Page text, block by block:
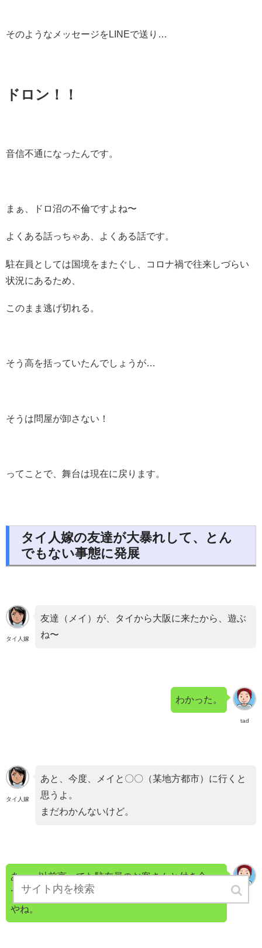
そのようなメッセージをLINEで送り…
ドロン！！
音信不通になったんです。
まぁ、ドロ沼の不倫ですよね〜
よくある話っちゃあ、よくある話です。
駐在員としては国境をまたぐし、コロナ禍で往来しづらい
状況にあるため、
このまま逃げ切れる。
そう高を括っていたんでしょうが…
そうは問屋が卸さない！
ってことで、舞台は現在に戻ります。
タイ人嫁の友達が大暴れして、とん
でもない事態に発展
タイ人嫁
友達（メイ）が、タイから大阪に来たから、遊ぶ
ね〜
tad
わかった。
タイ人嫁
あと、今度、メイと〇〇（某地方都市）に行くと
思うよ。
まだわかんないけど。
tad
あっ、以前言ってた駐在員のお客さんと付き合っ
て子供が産まれたっていう、友達が日本に来たん
やね。